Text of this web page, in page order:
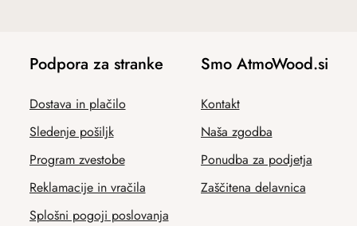
Podpora za stranke
Dostava in plačilo
Sledenje pošiljk
Program zvestobe
Reklamacije in vračila
Splošni pogoji poslovanja
Smo AtmoWood.si
Kontakt
Naša zgodba
Ponudba za podjetja
Zaščitena delavnica